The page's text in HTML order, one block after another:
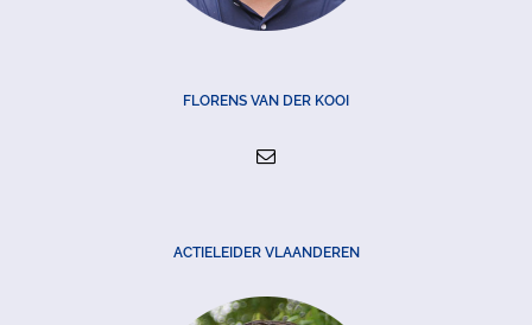
FLORENS VAN DER KOOI
ACTIELEIDER VLAANDEREN